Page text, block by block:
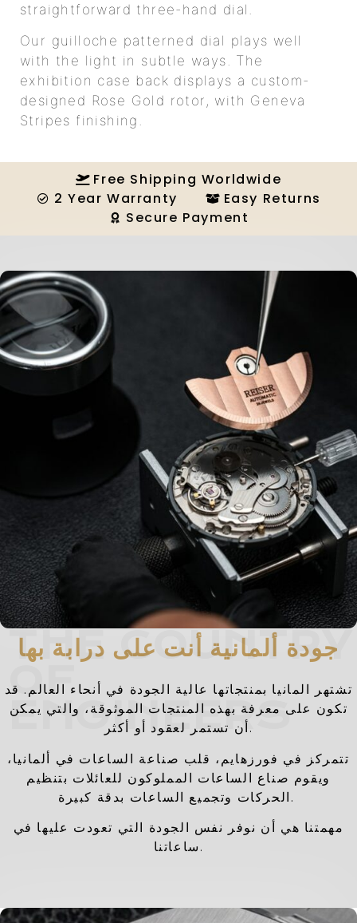
straightforward three-hand dial.
Our guilloche patterned dial plays well
with the light in subtle ways. The
exhibition case back displays a custom-
designed Rose Gold rotor, with Geneva
Stripes finishing.
Free Shipping Worldwide
2 Year Warranty
Easy Returns
Secure Payment
جودة ألمانية أنت على درابة بها
THE COUNTRY
OF
ENGINEERS
تشتهر المانيا بمنتجاتها عالية الجودة في أنحاء العالم. قد
تكون على معرفة بهذه المنتجات الموثوقة، والتي يمكن
أن تستمر لعقود أو أكثر.
تتمركز في فورزهايم، قلب صناعة الساعات في ألمانيا،
ويقوم صناع الساعات المملوكون للعائلات بتنظيم
الحركات وتجميع الساعات بدقة كبيرة.
مهمتنا هي أن نوفر نفس الجودة التي تعودت عليها في
ساعاتنا.